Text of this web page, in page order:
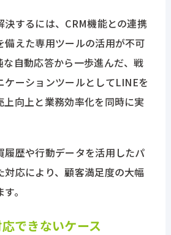
決するには、CRM機能との連携
備えた専用ツールの活用が不可
自動応答から一歩進んだ、戦
ケーションツールとしてLINEを
上向上と業務効率化を同時に実
履歴や行動データを活用したパ
対応により、顧客満足度の大幅
。
できないケース